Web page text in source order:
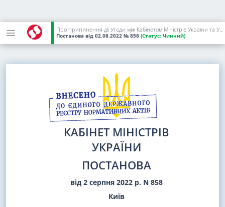
Про припинення дії Угоди між Кабінетом Міністрів України та Урядом Республіки Білорусь про виробничу і науково-технічну кооперацію підприємств і організацій оборонних галузей промисловості
Постанова від 02.08.2022 № 858 (Статус: Чинний)
КАБІНЕТ МІНІСТРІВ
УКРАЇНИ
ПОСТАНОВА
від 2 серпня 2022 р. N 858
Київ